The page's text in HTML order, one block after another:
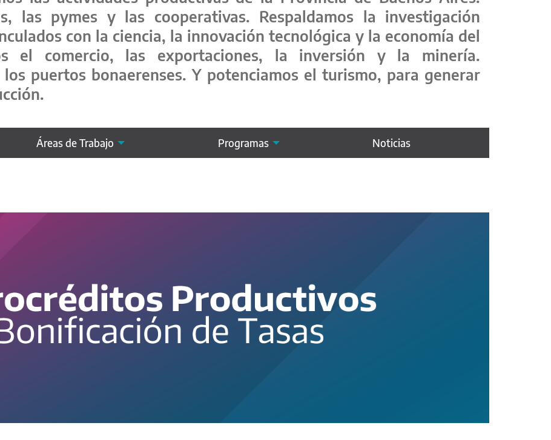
las pymes y las cooperativas. Respaldamos la investigación
con la ciencia, la innovación tecnológica y la economía del
el comercio, las exportaciones, la inversión y la minería.
puertos bonaerenses. Y potenciamos el turismo, para generar
Áreas de Trabajo Programas Noticias